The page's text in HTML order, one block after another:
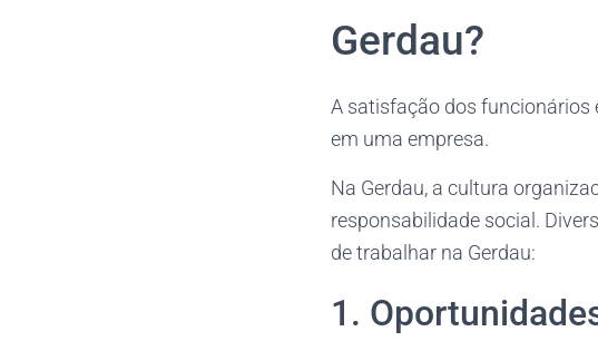
Gerdau?
A satisfação dos funcionários
em uma empresa.
Na Gerdau, a cultura
responsabilidade social.
de trabalhar na Gerdau:
1.